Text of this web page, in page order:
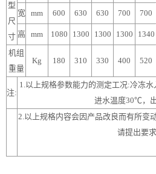
型
尺
寸
宽 mm 600 630 630 700 700
高 mm 1080 1300 1300 1300 1340
机组
重量
Kg 180 310 330 400 520
注:
1.以上规格参数能力的测定工况:冷冻
进水温度30℃，
2.以上规格内容会因产品改良而有所变
请提出要